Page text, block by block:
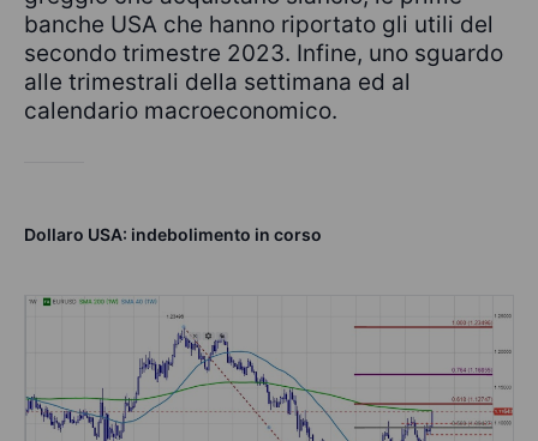
banche USA che hanno riportato gli utili del
secondo trimestre 2023. Infine, uno sguardo
alle trimestrali della settimana ed al
calendario macroeconomico.
Dollaro USA: indebolimento in corso